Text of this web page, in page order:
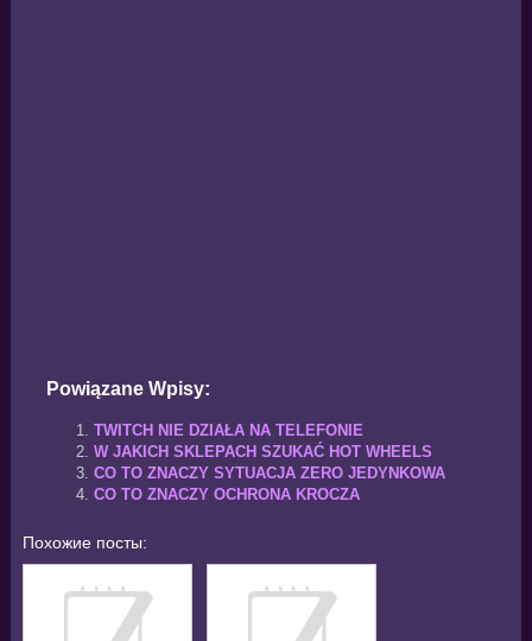
Powiązane Wpisy:
TWITCH NIE DZIAŁA NA TELEFONIE
W JAKICH SKLEPACH SZUKAĆ HOT WHEELS
CO TO ZNACZY SYTUACJA ZERO JEDYNKOWA
CO TO ZNACZY OCHRONA KROCZA
Похожие посты: